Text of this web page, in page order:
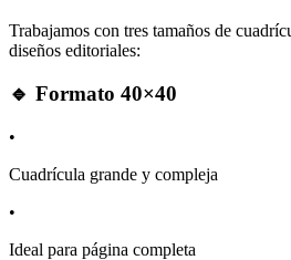
Trabajamos con tres tamaños de
diseños editoriales:
🔹 Formato 40×40
•
Cuadrícula grande y compleja
•
Ideal para página completa